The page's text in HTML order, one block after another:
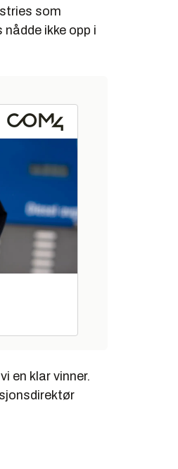
som
ikke opp i
en klar vinner.